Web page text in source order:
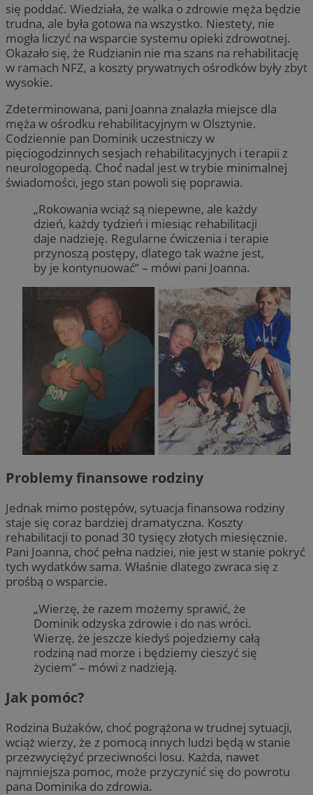
się poddać. Wiedziała, że walka o zdrowie męża będzie
trudna, ale była gotowa na wszystko. Niestety, nie
mogła liczyć na wsparcie systemu opieki zdrowotnej.
Okazało się, że Rudzianin nie ma szans na rehabilitację
w ramach NFZ, a koszty prywatnych ośrodków były zbyt
wysokie.
Zdeterminowana, pani Joanna znalazła miejsce dla
męża w ośrodku rehabilitacyjnym w Olsztynie.
Codziennie pan Dominik uczestniczy w
pięciogodzinnych sesjach rehabilitacyjnych i terapii z
neurologopedą. Choć nadal jest w trybie minimalnej
świadomości, jego stan powoli się poprawia.
„Rokowania wciąż są niepewne, ale każdy
dzień, każdy tydzień i miesiąc rehabilitacji
daje nadzieję. Regularne ćwiczenia i terapie
przynoszą postępy, dlatego tak ważne jest,
by je kontynuować” – mówi pani Joanna.
Problemy finansowe rodziny
Jednak mimo postępów, sytuacja finansowa rodziny
staje się coraz bardziej dramatyczna. Koszty
rehabilitacji to ponad 30 tysięcy złotych miesięcznie.
Pani Joanna, choć pełna nadziei, nie jest w stanie pokryć
tych wydatków sama. Właśnie dlatego zwraca się z
prośbą o wsparcie.
„Wierzę, że razem możemy sprawić, że
Dominik odzyska zdrowie i do nas wróci.
Wierzę, że jeszcze kiedyś pojedziemy całą
rodziną nad morze i będziemy cieszyć się
życiem” – mówi z nadzieją.
Jak pomóc?
Rodzina Bużaków, choć pogrążona w trudnej sytuacji,
wciąż wierzy, że z pomocą innych ludzi będą w stanie
przezwyciężyć przeciwności losu. Każda, nawet
najmniejsza pomoc, może przyczynić się do powrotu
pana Dominika do zdrowia.